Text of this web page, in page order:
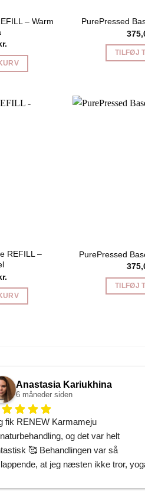
– Warm
PurePressed
TILFØJ
REFILL –
PurePressed
TILFØJ
Anastasia Kariukhina
6 måneder siden
fik RENEW Karmameju
og det var helt
🥰 Behandlingen var så
at jeg næsten ikke tror,